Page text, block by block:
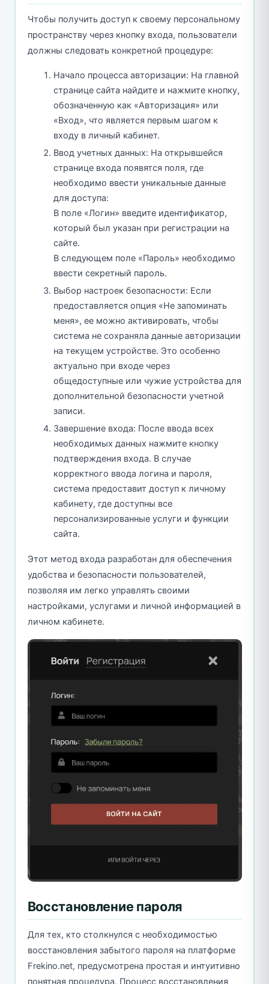
Чтобы получить доступ к своему персональному
пространству через кнопку входа, пользователи
должны следовать конкретной процедуре:
Начало процесса авторизации: На главной
странице сайта найдите и нажмите кнопку,
обозначенную как «Авторизация» или
«Вход», что является первым шагом к
входу в личный кабинет.
Ввод учетных данных: На открывшейся
странице входа появятся поля, где
необходимо ввести уникальные данные
для доступа:
В поле «Логин» введите идентификатор,
который был указан при регистрации на
сайте.
В следующем поле «Пароль» необходимо
ввести секретный пароль.
Выбор настроек безопасности: Если
предоставляется опция «Не запоминать
меня», ее можно активировать, чтобы
система не сохраняла данные авторизации
на текущем устройстве. Это особенно
актуально при входе через
общедоступные или чужие устройства для
дополнительной безопасности учетной
записи.
Завершение входа: После ввода всех
необходимых данных нажмите кнопку
подтверждения входа. В случае
корректного ввода логина и пароля,
система предоставит доступ к личному
кабинету, где доступны все
персонализированные услуги и функции
сайта.
Этот метод входа разработан для обеспечения
удобства и безопасности пользователей,
позволяя им легко управлять своими
настройками, услугами и личной информацией в
личном кабинете.
Восстановление пароля
Для тех, кто столкнулся с необходимостью
восстановления забытого пароля на платформе
Frekino.net, предусмотрена простая и интуитивно
понятная процедура. Процесс восстановления